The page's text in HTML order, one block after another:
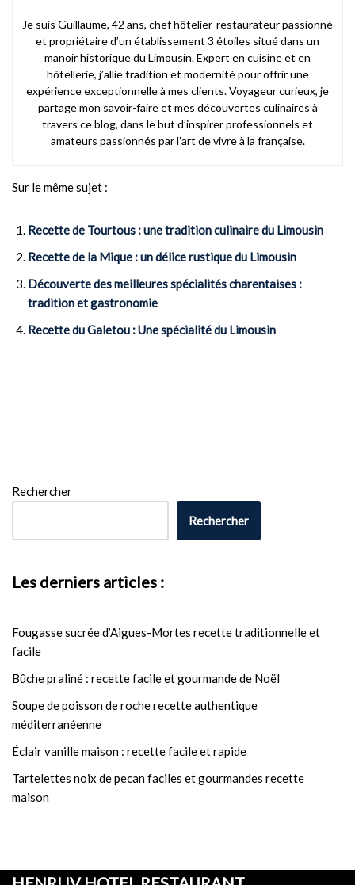
Je suis Guillaume, 42 ans, chef hôtelier-restaurateur passionné
et propriétaire d’un établissement 3 étoiles situé dans un
manoir historique du Limousin. Expert en cuisine et en
hôtellerie, j’allie tradition et modernité pour offrir une
expérience exceptionnelle à mes clients. Voyageur curieux, je
partage mon savoir-faire et mes découvertes culinaires à
travers ce blog, dans le but d’inspirer professionnels et
amateurs passionnés par l’art de vivre à la française.
Sur le même sujet :
Recette de Tourtous : une tradition culinaire du Limousin
Recette de la Mique : un délice rustique du Limousin
Découverte des meilleures spécialités charentaises :
tradition et gastronomie
Recette du Galetou : Une spécialité du Limousin
Rechercher
Rechercher
Les derniers articles :
Fougasse sucrée d’Aigues-Mortes recette traditionnelle et
facile
Bûche praliné : recette facile et gourmande de Noël
Soupe de poisson de roche recette authentique
méditerranéenne
Éclair vanille maison : recette facile et rapide
Tartelettes noix de pecan faciles et gourmandes recette
maison